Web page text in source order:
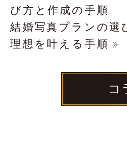
び方と作成の手順
結婚写真プランの
理想を叶える手順 »
コ